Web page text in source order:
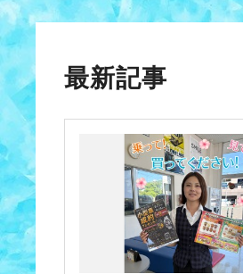
最新記事